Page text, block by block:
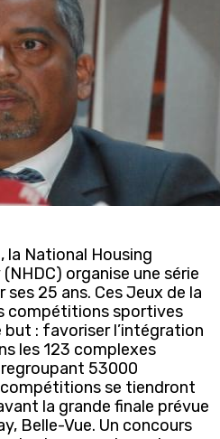
la National Housing
organise une série
25 ans. Ces Jeux de la
compétitions sportives
but : favoriser l’intégration
les 123 complexes
53000
compétitions se tiendront
la grande finale prévue
Belle-Vue. Un concours